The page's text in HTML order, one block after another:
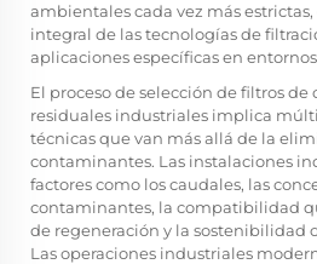
ambientales cada vez más
integral de las tecnologías de
aplicaciones específicas en
El proceso de selección de filtros de
residuales industriales implica
técnicas que van más allá de la
contaminantes. Las instalaciones
factores como los caudales, las
contaminantes, la compatibilidad
de regeneración y la sostenibilidad
Las operaciones industriales